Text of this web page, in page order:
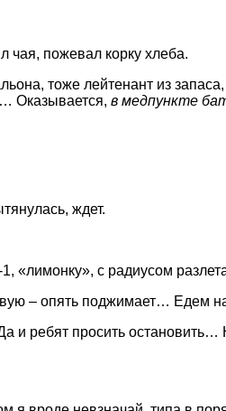
чая, пожевал корку хлеба.
тоже лейтенант из
Оказывается, в медпункте
ждет.
«лимонку», с радиусом
– опять поджимает… Едем
и ребят просить